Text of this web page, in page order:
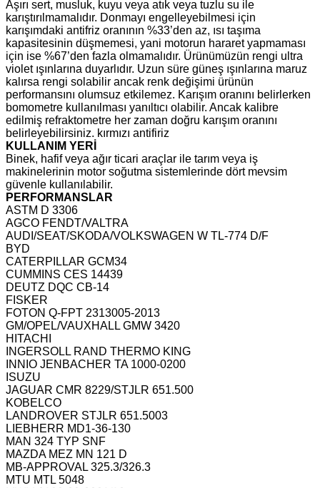
Aşırı sert, musluk, kuyu veya atık veya tuzlu su ile
karıştırılmamalıdır. Donmayı engelleyebilmesi için
karışımdaki antifriz oranının %33’den az, ısı taşıma
kapasitesinin düşmemesi, yani motorun hararet yapmaması
için ise %67’den fazla olmamalıdır. Ürünümüzün rengi ultra
violet ışınlarına duyarlıdır. Uzun süre güneş ışınlarına maruz
kalırsa rengi solabilir ancak renk değişimi ürünün
performansını olumsuz etkilemez. Karışım oranını belirlerken
bomometre kullanılması yanıltıcı olabilir. Ancak kalibre
edilmiş refraktometre her zaman doğru karışım oranını
belirleyebilirsiniz. kırmızı antifiriz
KULLANIM YERİ
Binek, hafif veya ağır ticari araçlar ile tarım veya iş
makinelerinin motor soğutma sistemlerinde dört mevsim
güvenle kullanılabilir.
PERFORMANSLAR
ASTM D 3306
AGCO FENDT/VALTRA
AUDI/SEAT/SKODA/VOLKSWAGEN W TL-774 D/F
BYD
CATERPILLAR GCM34
CUMMINS CES 14439
DEUTZ DQC CB-14
FISKER
FOTON Q-FPT 2313005-2013
GM/OPEL/VAUXHALL GMW 3420
HITACHI
INGERSOLL RAND THERMO KING
INNIO JENBACHER TA 1000-0200
ISUZU
JAGUAR CMR 8229/STJLR 651.500
KOBELCO
LANDROVER STJLR 651.5003
LIEBHERR MD1-36-130
MAN 324 TYP SNF
MAZDA MEZ MN 121 D
MB-APPROVAL 325.3/326.3
MTU MTL 5048